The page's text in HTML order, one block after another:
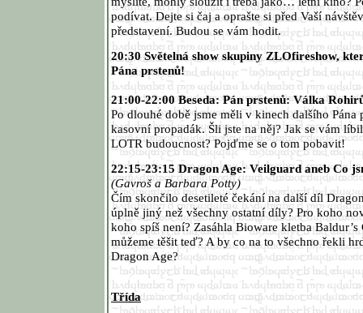
podívat. Dejte si čaj a oprašte si před Vaší
představení. Budou se vám hodit.
20:30 Světelná show skupiny ZLOfireshow,
Pána prstenů!
21:00-22:00 Beseda: Pán prstenů: Válka
Po dlouhé době jsme měli v kinech dalšího Pána
kasovní propadák. Šli jste na něj? Jak se vám
LOTR budoucnost? Pojďme se o tom pobavit!
22:15-23:15 Dragon Age: Veilguard aneb Co
(Gavroš a Barbara Potty)
Čím skončilo desetileté čekání na další díl
úplně jiný než všechny ostatní díly? Pro koho
koho spíš není? Zasáhla Bioware kletba Baldur’s
můžeme těšit teď? A by co na to všechno řekli
Dragon Age?
Třída